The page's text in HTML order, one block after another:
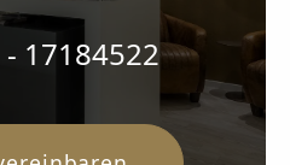
- 17184522